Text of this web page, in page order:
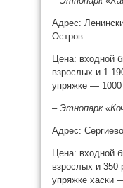
Адрес:
Остров.
Цена: входной
взрослых и 1
упряжке — 1000
– Этнопарк
Адрес:
Цена: входной
взрослых и 350
упряжке хаски